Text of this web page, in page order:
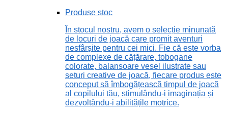
Produse stoc
În stocul nostru, avem o selecție minunată
de locuri de joacă care promit aventuri
nesfârșite pentru cei mici. Fie că este vorba
de complexe de cățărare, tobogane
colorate, balansoare vesel ilustrate sau
seturi creative de joacă, fiecare produs este
conceput să îmbogățească timpul de joacă
al copilului tău, stimulându-i imaginația și
dezvoltându-i abilitățile motrice.